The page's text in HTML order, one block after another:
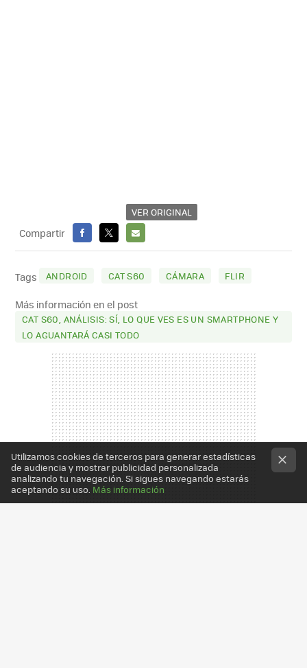
VER ORIGINAL
Compartir
FACEBOOK
X
E-
MAIL
Tags ANDROID CAT S60 CÁMARA FLIR
Más información en el post
CAT S60, ANÁLISIS: SÍ, LO QUE VES ES UN SMARTPHONE Y
LO AGUANTARÁ CASI TODO
Utilizamos cookies de terceros para generar estadísticas
de audiencia y mostrar publicidad personalizada
analizando tu navegación. Si sigues navegando estarás
aceptando su uso. Más información